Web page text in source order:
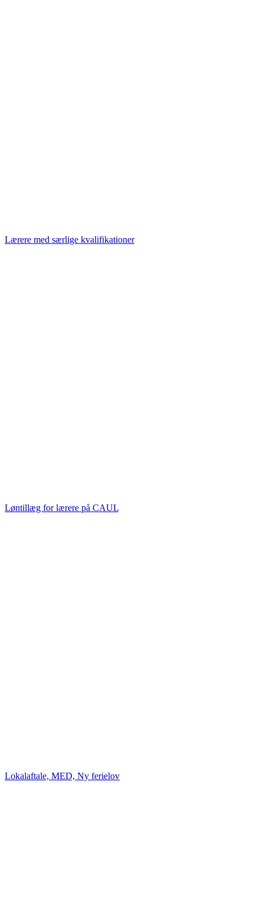
Lærere med særlige kvalifikationer
Løntillæg for lærere på CAUL
Lokalaftale, MED, Ny ferielov